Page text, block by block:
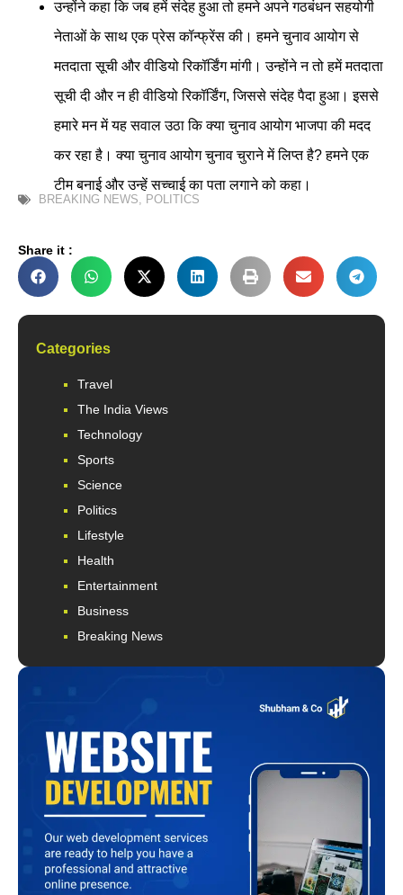
उन्होंने कहा कि जब हमें संदेह हुआ तो हमने अपने गठबंधन सहयोगी
नेताओं के साथ एक प्रेस कॉन्फ्रेंस की। हमने चुनाव आयोग से
मतदाता सूची और वीडियो रिकॉर्डिंग मांगी। उन्होंने न तो हमें मतदाता
सूची दी और न ही वीडियो रिकॉर्डिंग, जिससे संदेह पैदा हुआ। इससे
हमारे मन में यह सवाल उठा कि क्या चुनाव आयोग भाजपा की मदद
कर रहा है। क्या चुनाव आयोग चुनाव चुराने में लिप्त है? हमने एक
टीम बनाई और उन्हें सच्चाई का पता लगाने को कहा।
BREAKING NEWS, POLITICS
Share it :
Categories
Travel
The India Views
Technology
Sports
Science
Politics
Lifestyle
Health
Entertainment
Business
Breaking News